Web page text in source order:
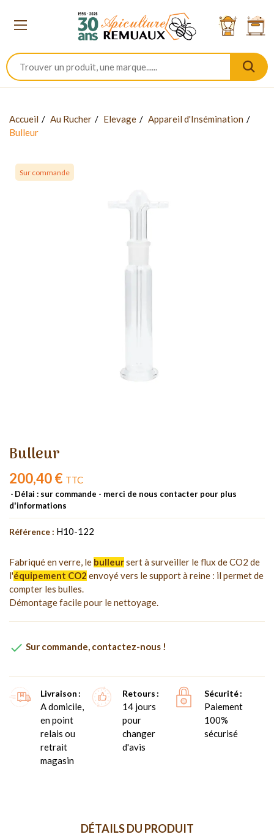
Accueil Au Rucher Elevage
Appareil d'Insémination
Bulleur
Sur commande
Bulleur
200,40 € TTC
Délai : sur commande - merci de nous contacter pour plus
d'informations
Référence : H10-122
Fabriqué en verre, le bulleursert à surveiller le flux de CO2 de
l'équipement CO2 envoyé vers le support à reine : il permet de
compter les bulles.
Démontage facile pour le nettoyage.
 Sur commande, contactez-nous !
Livraison
A domicile,
en point
relais ou
retrait
magasin
Retours
14 jours
pour
changer
d'avis
Sécurité
Paiement
100%
sécurisé
DÉTAILS DU PRODUIT